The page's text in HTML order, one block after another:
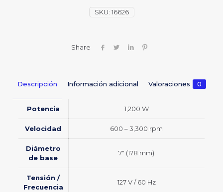
SKU: 16626
Share
Descripción Información adicional Valoraciones 0
Potencia 1,200 W
Velocidad 600 – 3,300 rpm
Diámetro
de base
7″ (178 mm)
Tensión /
Frecuencia
127 V / 60 Hz